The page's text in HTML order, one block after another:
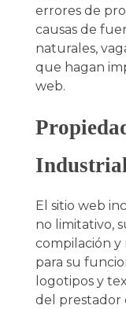
errores de
causas de
naturales,
que hagan
web.
Industrial
El sitio web
no limitativo,
compilación y
para su
logotipos y
del prestador